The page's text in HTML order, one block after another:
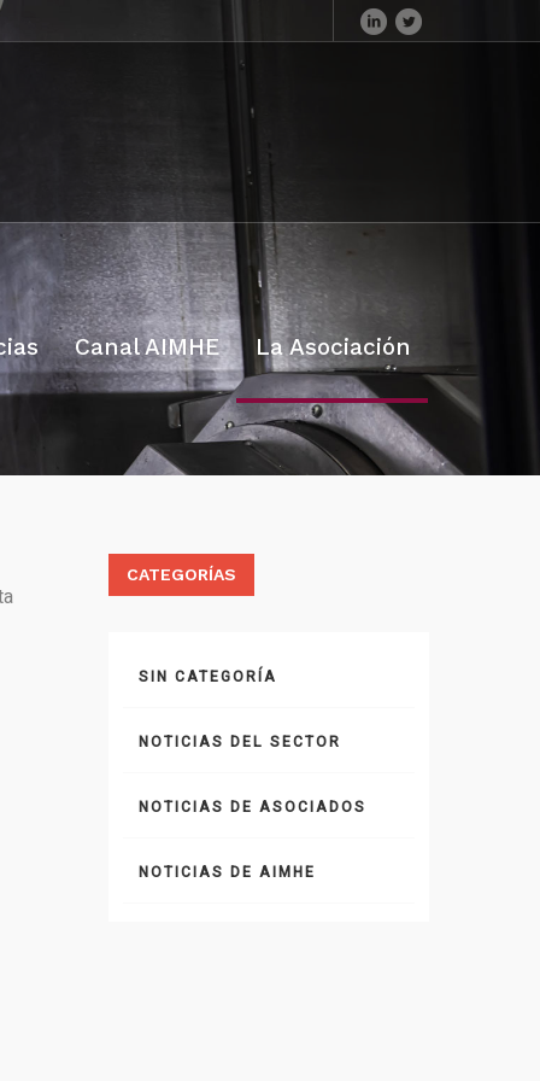
Canal AIMHE La Asociación
CATEGORÍAS
SIN CATEGORÍA
NOTICIAS DEL SECTOR
NOTICIAS DE ASOCIADOS
NOTICIAS DE AIMHE